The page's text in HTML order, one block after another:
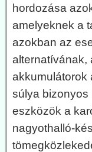
hordozása
amelyeknek a
azokban az
alternatívának,
akkumulátorok
súlya bizonyos
eszközök a
nagyothalló-